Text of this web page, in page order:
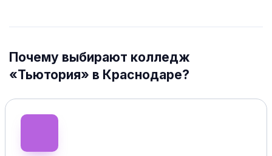
Почему выбирают колледж
«Тьютория» в Краснодаре?